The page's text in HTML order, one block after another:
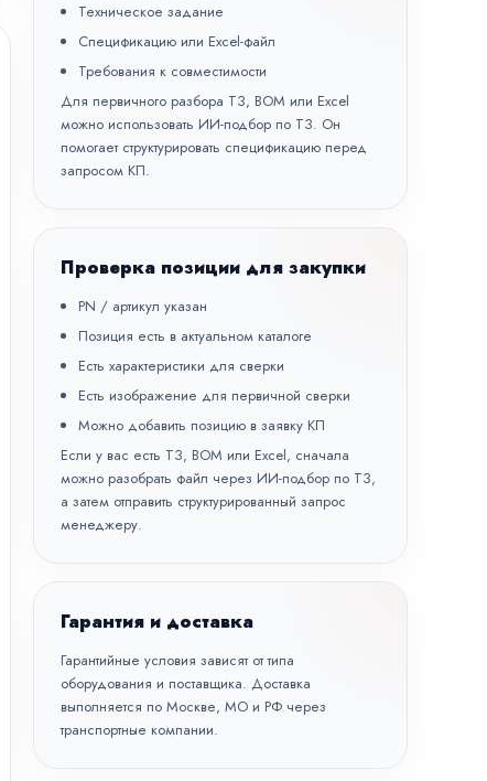
Техническое задание
Спецификацию или Excel-файл
Требования к совместимости
Для первичного разбора ТЗ, BOM или Excel
можно использовать ИИ-подбор по ТЗ. Он
помогает структурировать спецификацию перед
запросом КП.
Проверка позиции для закупки
PN / артикул указан
Позиция есть в актуальном каталоге
Есть характеристики для сверки
Есть изображение для первичной сверки
Можно добавить позицию в заявку КП
Если у вас есть ТЗ, BOM или Excel, сначала
можно разобрать файл через ИИ-подбор по ТЗ,
а затем отправить структурированный запрос
менеджеру.
Гарантия и доставка
Гарантийные условия зависят от типа
оборудования и поставщика. Доставка
выполняется по Москве, МО и РФ через
транспортные компании.